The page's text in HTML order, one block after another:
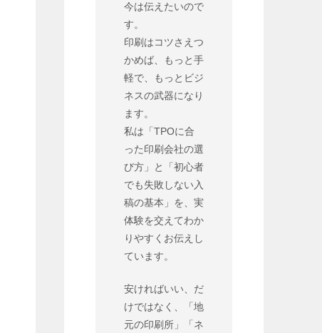
今は伝えたいので
す。
印刷はコツさえつ
かめば、もっと手
軽で、もっとビジ
ネスの武器になり
ます。
私は「TPOに合
った印刷会社の選
び方」と「初心者
でも失敗しない入
稿の基本」を、実
体験を交えてわか
りやすくお伝えし
ています。
安ければいい、だ
けではなく、「地
元の印刷所」「ネ